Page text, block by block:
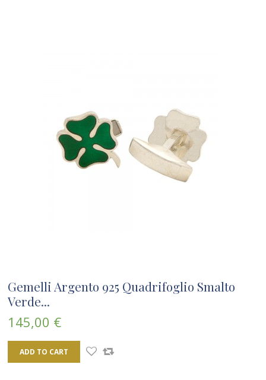
Gemelli Argento 925 Quadrifoglio Smalto
Verde...
145,00 €
ADD TO CART